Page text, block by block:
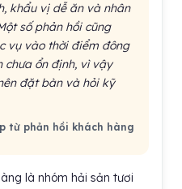
khẩu vị dễ ăn và nhân
số phản hồi cũng
vụ vào thời điểm đông
chưa ổn định, vì vậy
đặt bàn và hỏi kỹ
từ phản hồi khách hàng
là nhóm hải sản tươi